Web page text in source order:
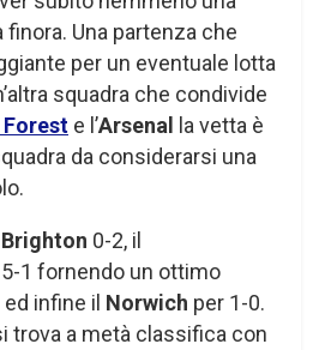
finora. Una partenza che
per un eventuale lotta
squadra che condivide
e l’Arsenal
la vetta è
da considerarsi una
Brighton 0-2, il
1 fornendo un ottimo
infine il Norwich per 1-0.
trova a metà classifica con